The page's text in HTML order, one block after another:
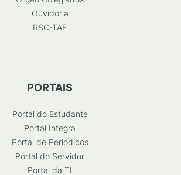
Ouvidoria
RSC-TAE
PORTAIS
Portal do Estudante
Portal Integra
Portal de Periódicos
Portal do Servidor
Portal da TI